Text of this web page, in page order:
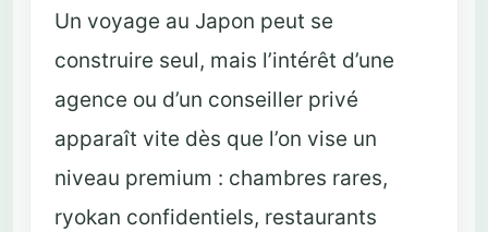
Un voyage au Japon peut se
construire seul, mais l’intérêt d’une
agence ou d’un conseiller privé
apparaît vite dès que l’on vise un
niveau premium : chambres rares,
ryokan confidentiels, restaurants